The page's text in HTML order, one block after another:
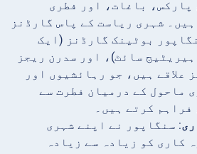
پارکس، باغات، اور فطری
شہری ریاست کے پاس گارڈنز
بوٹینک گارڈنز (ایک
سائٹ)، اور سدرن ریجز
علاقے ہیں، جو رہائشیوں اور
ماحول کے درمیان فطرت سے
فراہم کرتے ہیں۔
: سنگاپور نے اپنے شہری
کاری کو زیادہ سے زیادہ